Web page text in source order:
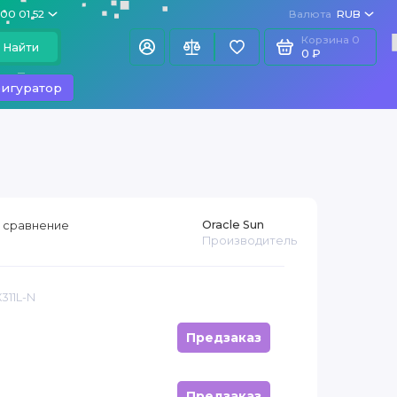
01 52 Валюта RUB
Найти
Корзина 0
0 ₽
N
Oracle Sun
Производитель
Предзаказ
сравнение